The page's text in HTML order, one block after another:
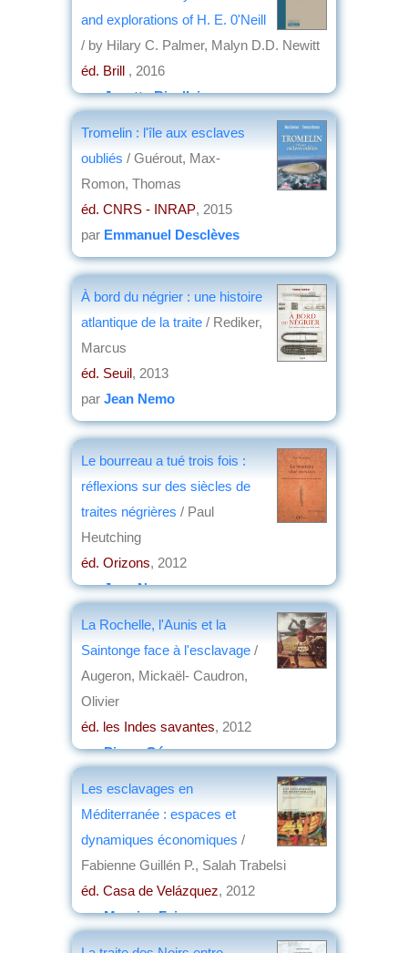
and explorations of H. E. 0'Neill
/ by Hilary C. Palmer, Malyn D.D. Newitt
éd. Brill , 2016
parJosette Rivallain
Tromelin : l'île aux esclaves
oubliés / Guérout, Max-
Romon, Thomas
éd. CNRS - INRAP, 2015
par Emmanuel Desclèves
À bord du négrier : une histoire
atlantique de la traite / Rediker,
Marcus
éd. Seuil, 2013
par Jean Nemo
Le bourreau a tué trois fois :
réflexions sur des siècles de
traites négrières / Paul
Heutching
éd. Orizons, 2012
parJean Nemo
La Rochelle, l'Aunis et la
Saintonge face à l'esclavage /
Augeron, Mickaël- Caudron,
Olivier
éd. les Indes savantes, 2012
parPierre Gény
Les esclavages en
Méditerranée : espaces et
dynamiques économiques /
Fabienne Guillén P., Salah Trabelsi
éd. Casa de Velázquez, 2012
parMaurice Faivre